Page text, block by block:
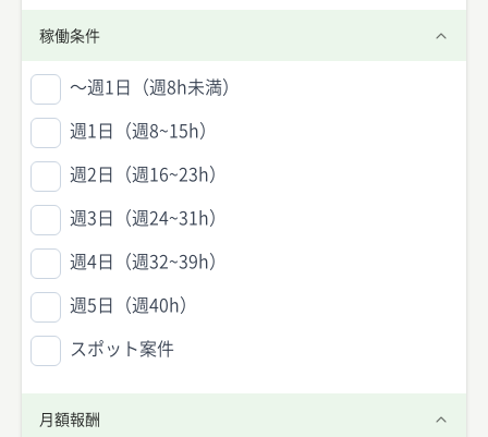
稼働条件
〜週1日（週8h未満）
週1日（週8~15h）
週2日（週16~23h）
週3日（週24~31h）
週4日（週32~39h）
週5日（週40h）
スポット案件
月額報酬